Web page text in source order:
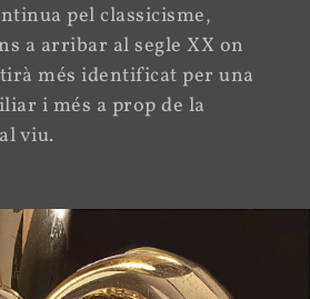
pel classicisme,
a arribar al segle XX on
més identificat per una
i més a prop de la
viu.